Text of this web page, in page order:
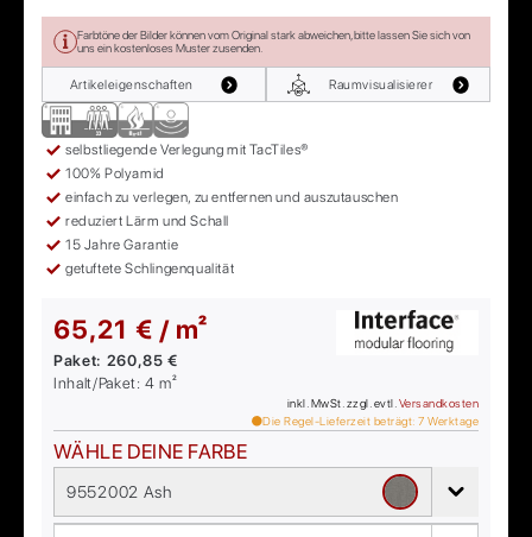
Farbtöne der Bilder können vom Original stark abweichen, bitte lassen Sie sich von
uns ein kostenloses Muster zusenden.
Artikeleigenschaften Raumvisualisierer
selbstliegende Verlegung mit TacTiles®
100% Polyamid
einfach zu verlegen, zu entfernen und auszutauschen
reduziert Lärm und Schall
15 Jahre Garantie
getuftete Schlingenqualität
65,21 € / m²
Paket: 260,85 €
Inhalt/Paket:4 m²
inkl. MwSt. zzgl. evtl. Versandkosten
Die Regel-Lieferzeit beträgt: 7 Werktage
WÄHLE DEINE FARBE
9552002 Ash